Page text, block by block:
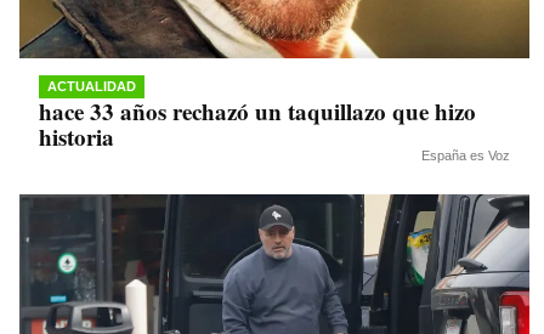
ACTUALIDAD
hace 33 años rechazó un taquillazo que hizo
historia
España es Voz